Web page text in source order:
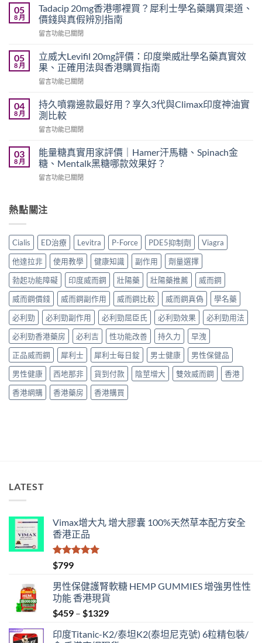
學
名
藥
邊
好？
Cenforce-
100、
Kamagra
Kamagra
Oral
全
比
較〉
中
05
8 月
Tadacip 20mg香港哪裡買？犀利士學名藥購買渠道、
價錢與真假辨別指南
在
20mg
香
港
哪
買？
犀
利
士
名
藥
買
價
真
假
辨
別
指
南〉
中
留言功能已關閉
05
8 月
立威大Levifil 20mg評價：印度樂威壯學名藥真實效
果、正確用法與香港購買指南
在
威
大
Levifil
20mg
價：
印
度
樂
學
真
實
效
果、
正
確
用
法
香
港
購
買
指
南〉
中
留言功能已關閉
04
8 月
持久噴霧邊款最好用？享久3代與Climax印度神油實
測比較
在
久
噴
霧
邊
好
久
3
代
與
Climax
印
度
神
實
測
比
較〉
中
留言功能已關閉
03
8 月
能量糖真實用家評價｜Hamer汗馬糖、Spinach金
糖、Mentalk黑糖哪款效果好？
在
糖
真
用
家
評
價
｜
Hamer
汗
馬
糖、
Spinach
金
糖、
Mentalk
黑
糖
哪
款
留言功能已關閉
熱點關注
Cialis ED治療 Levitra P-Force PDE5抑制劑
Viagra
他達拉非
使用教學 健康知識 副作用
劑量選擇
勃起功能障礙
印度威而鋼 壯陽藥 壯陽藥推薦
威而鋼
威而鋼價錢
威而鋼副作用 威而鋼比較 威而鋼真偽
學名藥
必利勁
必利勁副作用 必利勁屈臣氏 必利勁效果
必利勁用法
必利勁香港藥房
必利吉 性功能改善 持久力
早洩
正品威而鋼
犀利士 犀利士每日錠 男士健康
男性保健品
男性健康
西地那非 貨到付款 陰莖增大 雙效威而鋼
香港
香港網購
香港藥房 香港購買
LATEST
Vimax增大丸 增大膠囊 100%天然草本配方安全
香港正品
評分
滿分 5
$799
男性保健護腎軟糖 HEMP GUMMIES 增強男性性
功能 香港現貨
$459 – $1329Price
$459
印度Titanic-K2/泰坦K2(泰坦尼克號) 6粒精包裝/